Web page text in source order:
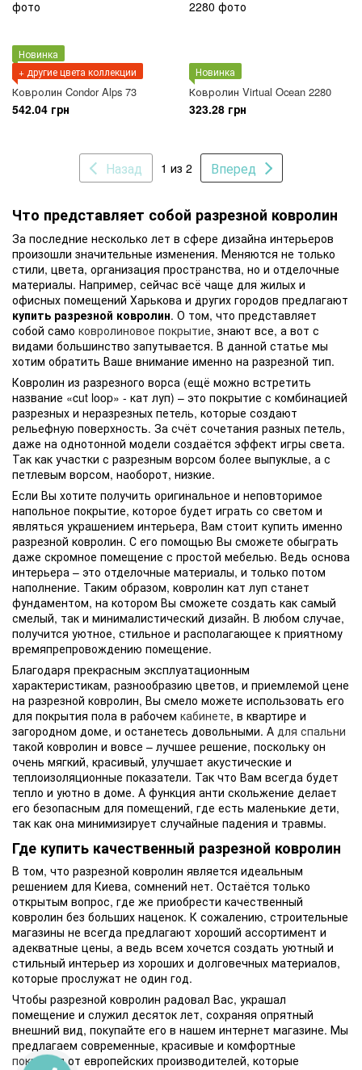
Новинка
+ другие цвета коллекции
Ковролин Condor Alps 73
542.04 грн
Новинка
Ковролин Virtual Ocean 2280
323.28 грн
Назад 1 из 2 Вперед
Что представляет собой разрезной ковролин
За последние несколько лет в сфере дизайна интерьеров
произошли значительные изменения. Меняются не только
стили, цвета, организация пространства, но и отделочные
материалы. Например, сейчас всё чаще для жилых и
офисных помещений Харькова и других городов предлагают
купить разрезной ковролин. О том, что представляет
собой само ковролиновое покрытие, знают все, а вот с
видами большинство запутывается. В данной статье мы
хотим обратить Ваше внимание именно на разрезной тип.
Ковролин из разрезного ворса (ещё можно встретить
название «cut loop» - кат луп) – это покрытие с комбинацией
разрезных и неразрезных петель, которые создают
рельефную поверхность. За счёт сочетания разных петель,
даже на однотонной модели создаётся эффект игры света.
Так как участки с разрезным ворсом более выпуклые, а с
петлевым ворсом, наоборот, низкие.
Если Вы хотите получить оригинальное и неповторимое
напольное покрытие, которое будет играть со светом и
являться украшением интерьера, Вам стоит купить именно
разрезной ковролин. С его помощью Вы сможете обыграть
даже скромное помещение с простой мебелью. Ведь основа
интерьера – это отделочные материалы, и только потом
наполнение. Таким образом, ковролин кат луп станет
фундаментом, на котором Вы сможете создать как самый
смелый, так и минималистический дизайн. В любом случае,
получится уютное, стильное и располагающее к приятному
времяпрепровождению помещение.
Благодаря прекрасным эксплуатационным
характеристикам, разнообразию цветов, и приемлемой цене
на разрезной ковролин, Вы смело можете использовать его
для покрытия пола в рабочем кабинете, в квартире и
загородном доме, и останетесь довольными. А для спальни
такой ковролин и вовсе – лучшее решение, поскольку он
очень мягкий, красивый, улучшает акустические и
теплоизоляционные показатели. Так что Вам всегда будет
тепло и уютно в доме. А функция анти скольжение делает
его безопасным для помещений, где есть маленькие дети,
так как она минимизирует случайные падения и травмы.
Где купить качественный разрезной ковролин
В том, что разрезной ковролин является идеальным
решением для Киева, сомнений нет. Остаётся только
открытым вопрос, где же приобрести качественный
ковролин без больших наценок. К сожалению, строительные
магазины не всегда предлагают хороший ассортимент и
адекватные цены, а ведь всем хочется создать уютный и
стильный интерьер из хороших и долговечных материалов,
которые прослужат не один год.
Чтобы разрезной ковролин радовал Вас, украшал
помещение и служил десяток лет, сохраняя опрятный
внешний вид, покупайте его в нашем интернет магазине. Мы
предлагаем современные, красивые и комфортные
покрытияот европейских производителей, которые